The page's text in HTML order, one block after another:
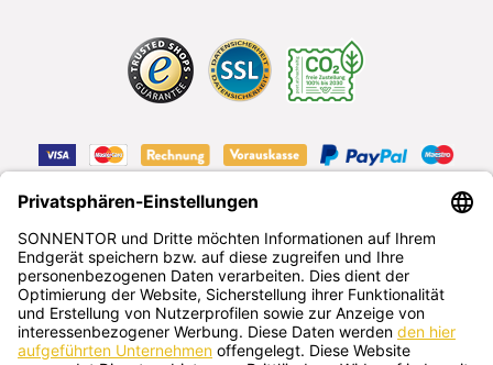
Deutsch
SONNENTOR Kräuterhandels GMBH